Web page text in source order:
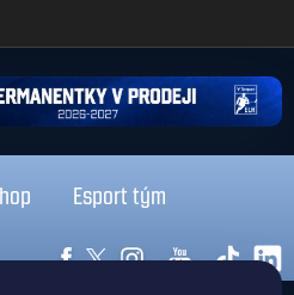
18:00
Esport tým